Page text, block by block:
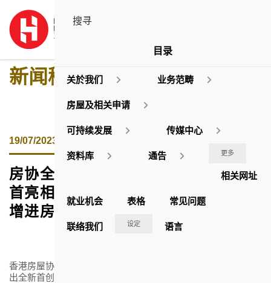
新闻稿
19/07/2023
房协全新教育桌游「宅星斗士」书展
首亮相
增进房屋知识
香港房屋协会(房协)于今日(七月十九日)揭幕的香港书展中，推
出全新首创的房协七十五周年教育桌上游戏「宅星斗士」，鼓
目录
关於我们 业务范畴
房屋及相关申请
可持续发展 传媒中心
资料库 通告 更多
相关网址
就业机会 表格 常见问题
联络我们 设定 语言